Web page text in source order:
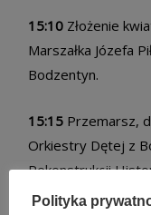
15:10 Złożenie
Marszałka Józefa
Bodzentyn.
15:15 Przemarsz,
Orkiestry Dętej z
Rekonstrukcji
Polityka